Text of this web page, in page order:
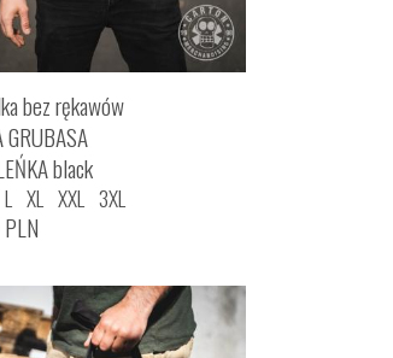
bez rękawów
GRUBASA
black
L XL XXL 3XL
PLN